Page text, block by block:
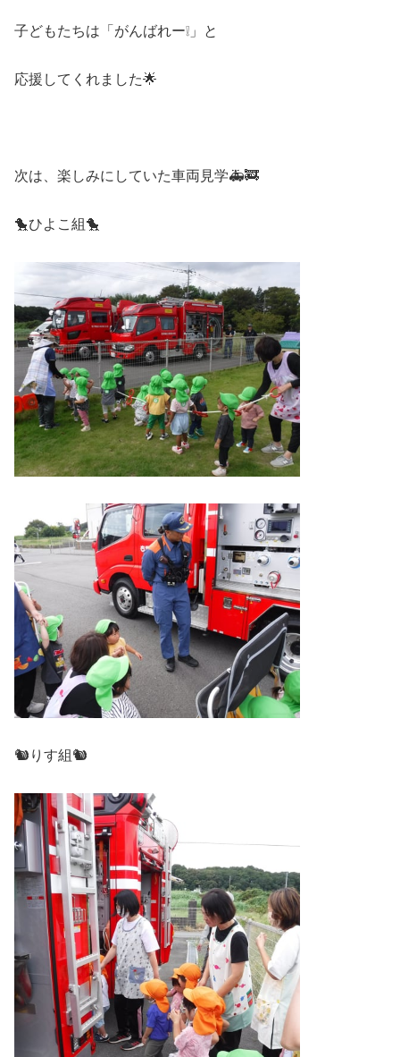
子どもたちは「がんばれー❕」と
応援してくれました🌟
次は、楽しみにしていた車両見学🚑🚒
🐤ひよこ組🐤
🐿りす組🐿